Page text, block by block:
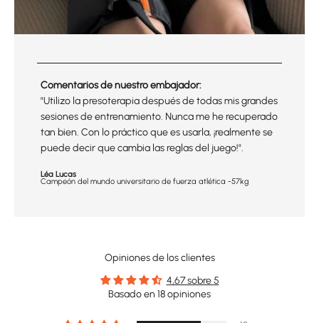
Comentarios de nuestro embajador:
"Utilizo la presoterapia después de todas mis grandes
sesiones de entrenamiento. Nunca me he recuperado
tan bien. Con lo práctico que es usarla, ¡realmente se
puede decir que cambia las reglas del juego!".
Léa Lucas
Campeón del mundo universitario de fuerza atlética -57kg
Opiniones de los clientes
4,67 sobre 5
Basado en 18 opiniones